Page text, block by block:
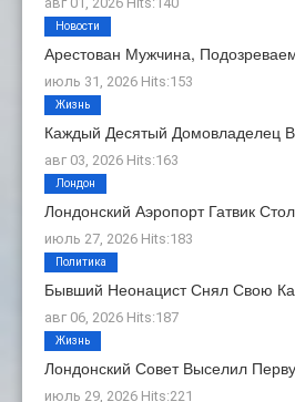
Арестован Мужчина,
июль 31, 2026 Hits:153
Новости
Каждый Десятый Домовладелец
авг 03, 2026 Hits:163
Жизнь
Лондонский Аэропорт Гатвик
июль 27, 2026 Hits:183
Лондон
Бывший Неонацист Снял Свою
авг 06, 2026 Hits:187
Политика
Лондонский Совет Выселил
июль 29, 2026 Hits:221
Жизнь